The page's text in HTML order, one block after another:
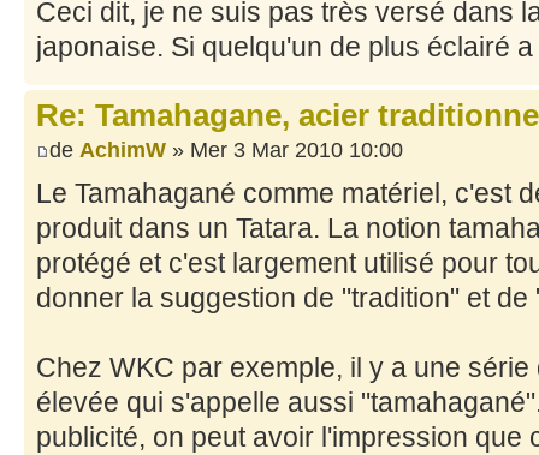
Ceci dit, je ne suis pas très versé dans
japonaise. Si quelqu'un de plus éclairé
Re: Tamahagane, acier
de AchimW » Mer 3 Mar 2010 10:00
Le Tamahagané comme matériel, c'est
produit dans un Tatara. La notion
protégé et c'est largement utilisé pour
donner la suggestion de "tradition" et de
Chez WKC par exemple, il y a une
élevée qui s'appelle aussi
publicité, on peut avoir l'impression que